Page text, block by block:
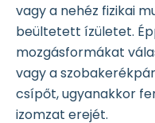
vagy a nehéz fizikai
beültetett ízületet.
mozgásformákat
vagy a
csípőt, ugyanakkor
izomzat erejét.